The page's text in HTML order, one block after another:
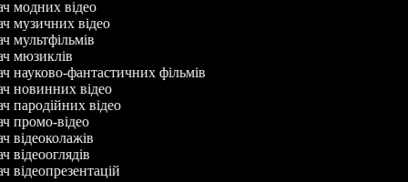
модних відео
музичних відео
мультфільмів
мюзиклів
науково-фантастичних фільмів
новинних відео
пародійних відео
промо-відео
відеоколажів
відеооглядів
відеопрезентацій